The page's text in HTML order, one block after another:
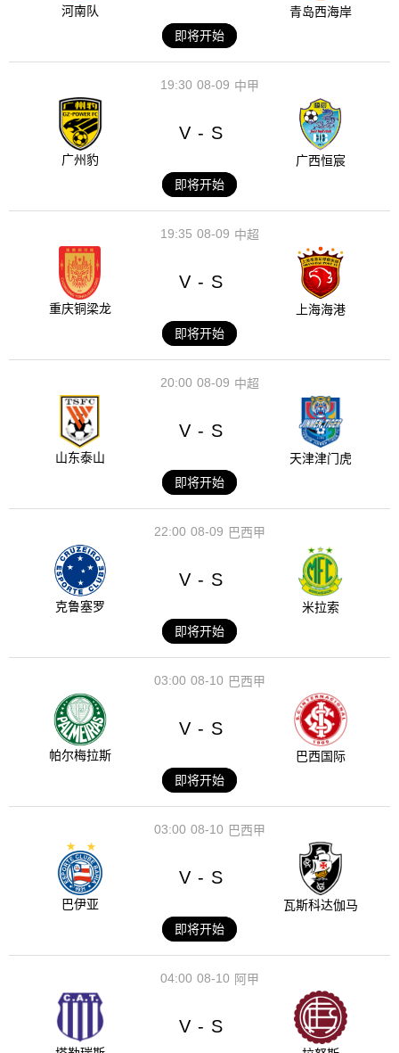
河南队
青岛西海岸
即将开始
08-09
19:30 中甲
广州豹
V - S
广西恒宸
即将开始
08-09
19:35 中超
重庆铜梁龙
V - S
上海海港
即将开始
08-09
20:00 中超
山东泰山
V - S
天津津门虎
即将开始
08-09
22:00 巴西甲
克鲁塞罗
V - S
米拉索
即将开始
08-10
03:00 巴西甲
帕尔梅拉斯
V - S
巴西国际
即将开始
08-10
03:00 巴西甲
巴伊亚
V - S
瓦斯科达伽马
即将开始
08-10
04:00 阿甲
V - S